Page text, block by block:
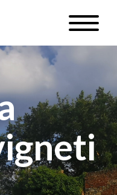
Toggle